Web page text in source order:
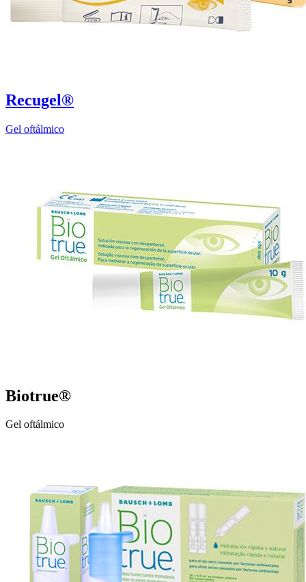
Recugel®
Gel oftálmico
Biotrue®
Gel oftálmico